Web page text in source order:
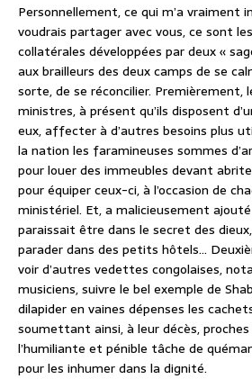
Personnellement, ce qui m’a vraiment
voudrais partager avec vous, ce sont
collatérales développées par deux «
aux brailleurs des deux camps de se
sorte, de se réconcilier. Premièrement,
ministres, à présent qu’ils disposent
eux, affecter à d’autres besoins plus
la nation les faramineuses sommes
pour louer des immeubles devant
pour équiper ceux-ci, à l’occasion de
ministériel. Et, a malicieusement ajouté
paraissait être dans le secret des
parader dans des petits hôtels…
voir d’autres vedettes congolaises,
musiciens, suivre le bel exemple de
dilapider en vaines dépenses les
soumettant ainsi, à leur décès,
l’humiliante et pénible tâche de
pour les inhumer dans la dignité.